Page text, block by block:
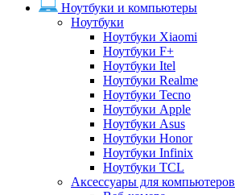
Ноутбуки и компьютеры
Ноутбуки
Ноутбуки Xiaomi
Ноутбуки F+
Ноутбуки Itel
Ноутбуки Realme
Ноутбуки Tecno
Ноутбуки Apple
Ноутбуки Asus
Ноутбуки Honor
Ноутбуки Infinix
Ноутбуки TCL
Аксессуары для компьютеров